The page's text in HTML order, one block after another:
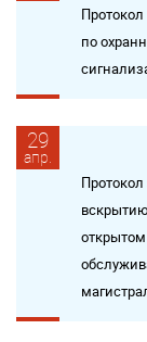
Протокол
по
29
апр.
открытом